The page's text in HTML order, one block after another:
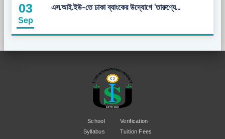
03
Sep
এস.আই.ইউ-তে ঢাকা ব্যাংকের উদ্যোগে 'তারুণ্যে...
School
Syllabus
Verification
Tuition Fees